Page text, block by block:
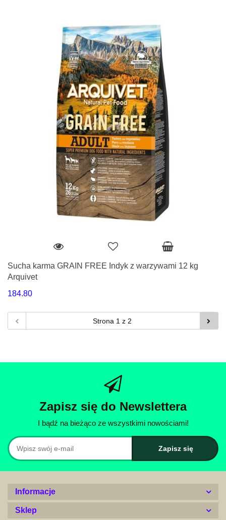
Sucha karma GRAIN FREE Indyk z warzywami 12 kg
Arquivet
184.80
Zapisz się do Newslettera
I bądź na bieżąco ze wszystkimi nowościami!
Informacje
Sklep